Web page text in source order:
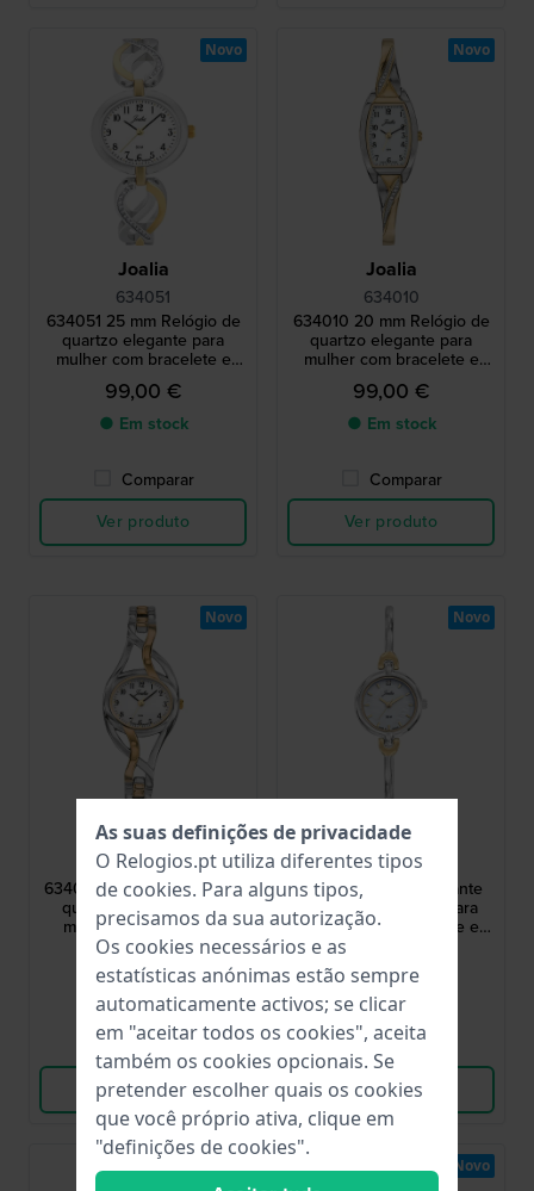
Joalia
634051
634051 25 mm Relógio de
quartzo elegante para
mulher com bracelete e
cristais
99,00 €
● Em stock
Comparar
Ver produto
Novo
Joalia
634010
634010 20 mm Relógio de
quartzo elegante para
mulher com bracelete e
cristais
99,00 €
● Em stock
Comparar
Ver produto
Novo
Joalia
634007
634007 26 mm Relógio de
quartzo elegante para
mulher com bracelete
pulseira
89,00 €
● Em stock
Comparar
Ver produto
Novo
Joalia
634002
634002 22 mm Elegante
relógio de quartzo para
mulher com bracelete e
mostrador Madrepérola
● Em stock
Comparar
Ver produto
Novo
Novo
As suas definições de privacidade
O Relogios.pt utiliza diferentes tipos
de cookies. Para alguns tipos,
precisamos da sua autorização.
Os cookies necessários e as
estatísticas anónimas estão sempre
automaticamente activos; se clicar
em "aceitar todos os cookies", aceita
também os cookies opcionais. Se
pretender escolher quais os cookies
que você próprio ativa, clique em
"definições de cookies".